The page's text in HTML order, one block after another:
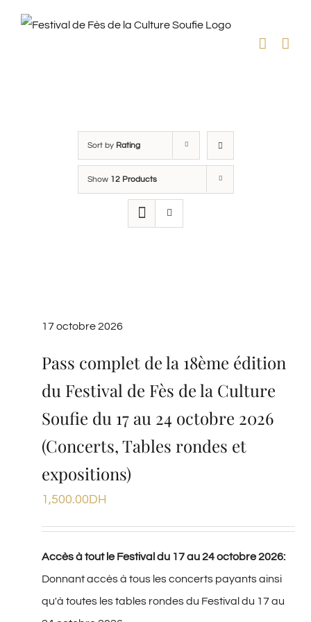
Sort by Rating
Show 12 Products
17 octobre 2026
Pass complet de la 18ème édition
du Festival de Fès de la Culture
Soufie du 17 au 24 octobre 2026
(Concerts, Tables rondes et
expositions)
1,500.00DH
Accès à tout le Festival du 17 au 24 octobre 2026:
Donnant accès à tous les concerts payants ainsi
qu'à toutes les tables rondes du Festival du 17 au